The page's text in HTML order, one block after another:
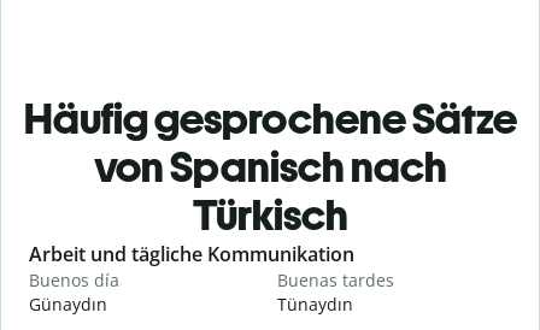
Häufig gesprochene Sätze
von Spanisch nach
Türkisch
Slide 1 of 6
Arbeit und tägliche Kommunikation
Buenos día
Günaydın
Buenas tardes
Tünaydın